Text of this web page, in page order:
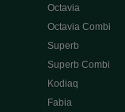
Octavia
Octavia Combi
Superb
Superb Combi
Kodiaq
Fabia